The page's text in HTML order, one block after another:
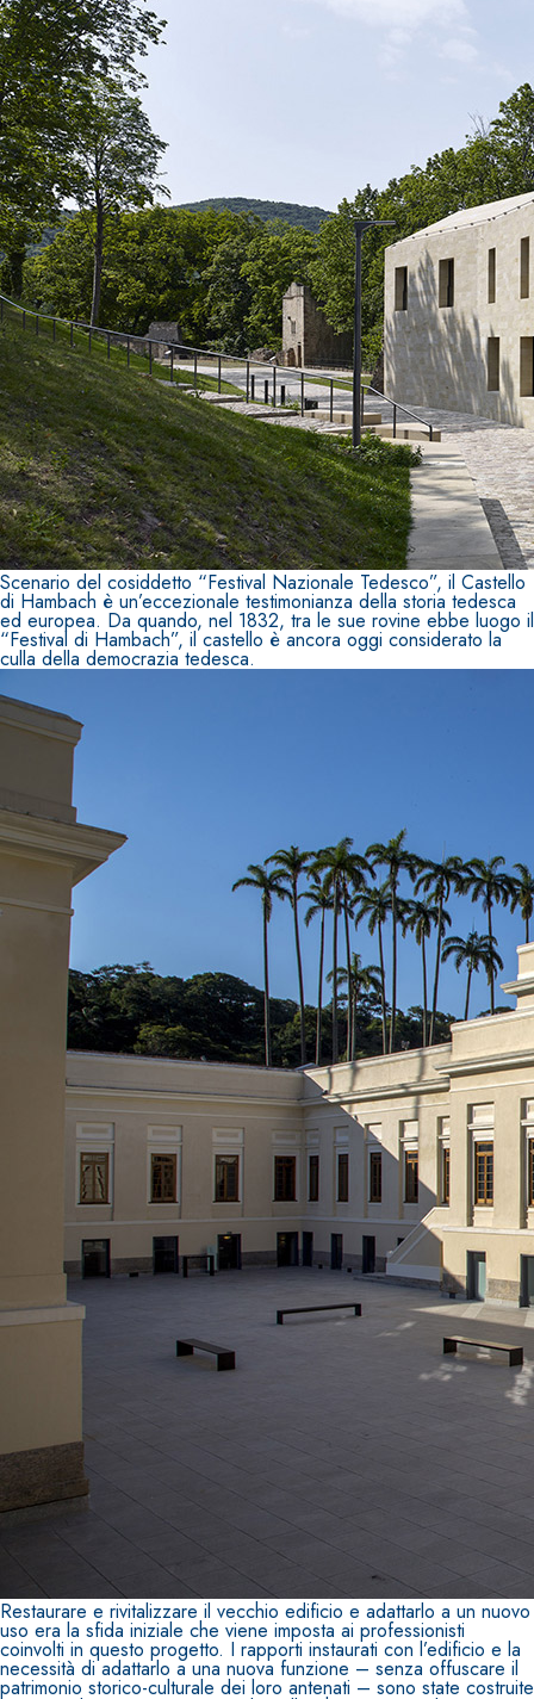
Scenario del cosiddetto “Festival Nazionale Tedesco”, il Castello
di Hambach è un’eccezionale testimonianza della storia tedesca
ed europea. Da quando, nel 1832, tra le sue rovine ebbe luogo il
“Festival di Hambach”, il castello è ancora oggi considerato la
culla della democrazia tedesca.
Restaurare e rivitalizzare il vecchio edificio e adattarlo a un nuovo
uso era la sfida iniziale che viene imposta ai professionisti
coinvolti in questo progetto. I rapporti instaurati con l’edificio e la
necessità di adattarlo a una nuova funzione – senza offuscare il
patrimonio storico-culturale dei loro antenati – sono state costruite